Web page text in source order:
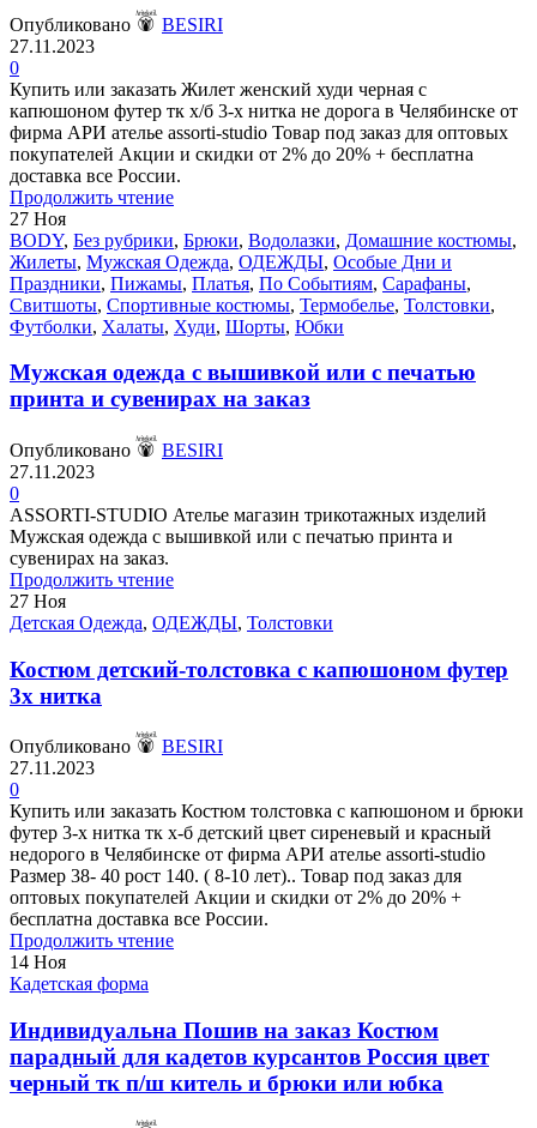
Опубликовано
BESIRI
27.11.2023
0
Купить или заказать Жилет женский худи черная с
капюшоном футер тк х/б 3-х нитка не дорога в Челябинске от
фирма АРИ ателье assorti-studio Товар под заказ для оптовых
покупателей Акции и скидки от 2% до 20% + бесплатна
доставка все России.
Продолжить чтение
27 Ноя
BODY, Без рубрики, Брюки, Водолазки, Домашние костюмы,
Жилеты, Мужская Одежда, ОДЕЖДЫ, Особые Дни и
Праздники, Пижамы, Платья, По Событиям, Сарафаны,
Свитшоты, Спортивные костюмы, Термобелье, Толстовки,
Футболки, Халаты, Худи, Шорты, Юбки
Мужская одежда с вышивкой или с печатью
принта и сувенирах на заказ
Опубликовано
BESIRI
27.11.2023
0
ASSORTI-STUDIO Ателье магазин трикотажных изделий
Мужская одежда с вышивкой или с печатью принта и
сувенирах на заказ.
Продолжить чтение
27 Ноя
Детская Одежда, ОДЕЖДЫ, Толстовки
Костюм детский-толстовка с капюшоном футер
3х нитка
Опубликовано
BESIRI
27.11.2023
0
Купить или заказать Костюм толстовка с капюшоном и брюки
футер 3-х нитка тк х-б детский цвет сиреневый и красный
недорого в Челябинске от фирма АРИ ателье assorti-studio
Размер 38- 40 рост 140. ( 8-10 лет).. Товар под заказ для
оптовых покупателей Акции и скидки от 2% до 20% +
бесплатна доставка все России.
Продолжить чтение
14 Ноя
Кадетская форма
Индивидуальна Пошив на заказ Костюм
парадный для кадетов курсантов Россия цвет
черный тк п/ш китель и брюки или юбка